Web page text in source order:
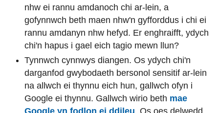
nhw ei rannu amdanoch chi ar-lein, a
gofynnwch beth maen nhw'n gyfforddus i chi ei
rannu amdanyn nhw hefyd. Er enghraifft, ydych
chi'n hapus i gael eich tagio mewn llun?
Tynnwch cynnwys diangen. Os ydych chi'n
darganfod gwybodaeth bersonol sensitif ar-lein
na allwch ei thynnu eich hun, gallwch ofyn i
Google ei thynnu. Gallwch wirio beth mae